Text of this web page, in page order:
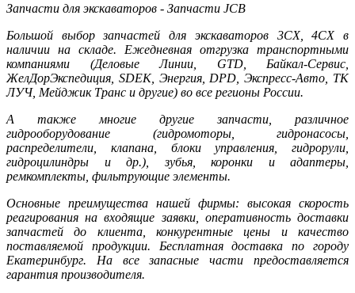
Запчасти для экскаваторов - Запчасти JCB
Большой выбор запчастей для экскаваторов 3CX, 4CX в
наличии на складе. Ежедневная отгрузка транспортными
компаниями (Деловые Линии, GTD, Байкал-Сервис,
ЖелДорЭкспедиция, SDEK, Энергия, DPD, Экспресс-Авто, ТК
ЛУЧ, Мейджик Транс и другие) во все регионы России.
А также многие другие запчасти, различное
гидрооборудование (гидромоторы, гидронасосы,
распределители, клапана, блоки управления, гидрорули,
гидроцилиндры и др.), зубья, коронки и адаптеры,
ремкомплекты, фильтрующие элементы.
Основные преимущества нашей фирмы: высокая скорость
реагирования на входящие заявки, оперативность доставки
запчастей до клиента, конкурентные цены и качество
поставляемой продукции. Бесплатная доставка по городу
Екатеринбург. На все запасные части предоставляется
гарантия производителя.